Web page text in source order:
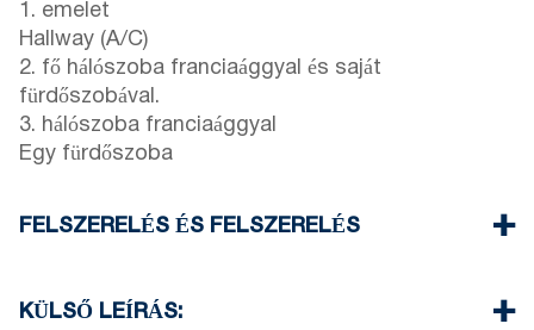
1. emelet
Hallway (A/C)
2. fő hálószoba franciaággyal és saját
fürdőszobával.
3. hálószoba franciaággyal
Egy fürdőszoba
FELSZERELÉS ÉS FELSZERELÉS
Két klímaberendezés
KÜLSŐ LEÍRÁS: